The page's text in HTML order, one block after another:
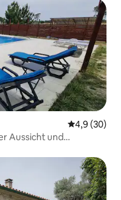
4,9 (30)
Aussicht und